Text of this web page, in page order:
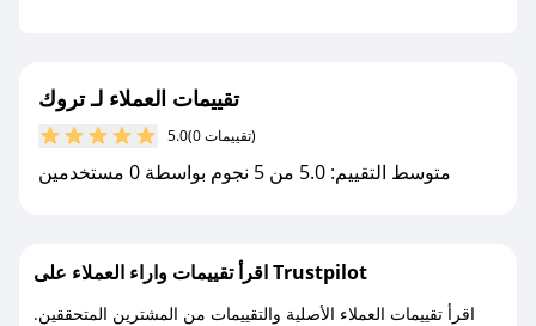
مع صحصح، تسوق بذكاء ووفّر على كل مشترياتك مع
تقييمات العملاء لـ تروك
5.0 (0 تقييمات)
متوسط التقييم: 5.0 من 5 نجوم بواسطة 0 مستخدمين
اقرأ تقييمات واراء العملاء على Trustpilot
اقرأ تقييمات العملاء الأصلية والتقييمات من المشترين المتحققين.